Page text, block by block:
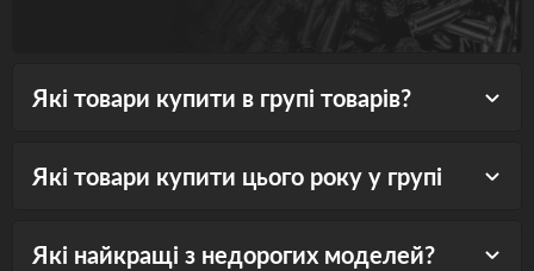
Які товари купити в групі товарів?
Які товари купити цього року у групі
Які найкращі з недорогих моделей?